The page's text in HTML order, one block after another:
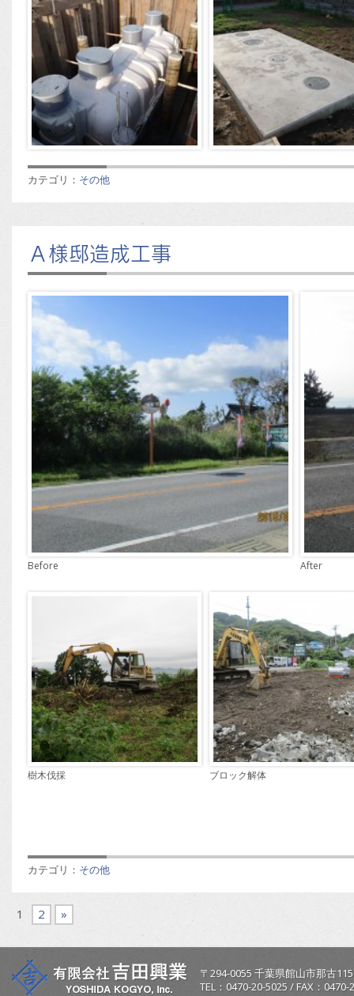
カテゴリ： その他
Ａ様邸造成工事
Before After
樹木伐採 ブロック解体
カテゴリ： その他
1 2 »
〒294-0055千葉県館山市那古
TEL： 0470-20-5025/ FAX：0470-